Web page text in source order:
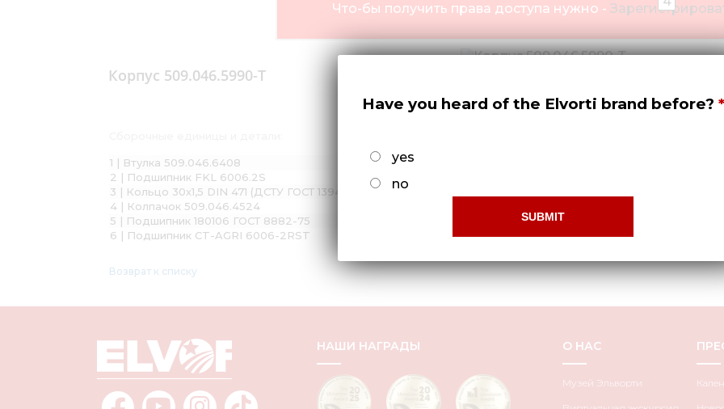
Что-бы получить права доступа нужно -
Корпус 509.046.5990-Т
1 | Втулка 509.046.6408
2 | Подшипник FKL 6006.2S
3 | Кольцо 30х1,5 DIN 471 (ДСТУ ГОСТ 13942:2008)
4 | Колпачок 509.046.4524
5 | Подшипник 180106 ГОСТ 8882-75
6 | Подшипник CT-AGRI 6006-2RST
Возврат к списку
НАШИ НАГРАДЫ О НАС
Музей Эльворти
Have you heard of the Elvorti brand before?
yes
no